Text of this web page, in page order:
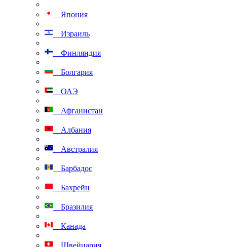
Япония
Израиль
Финляндия
Болгария
ОАЭ
Афганистан
Албания
Австралия
Барбадос
Бахрейн
Бразилия
Канада
Швейцария